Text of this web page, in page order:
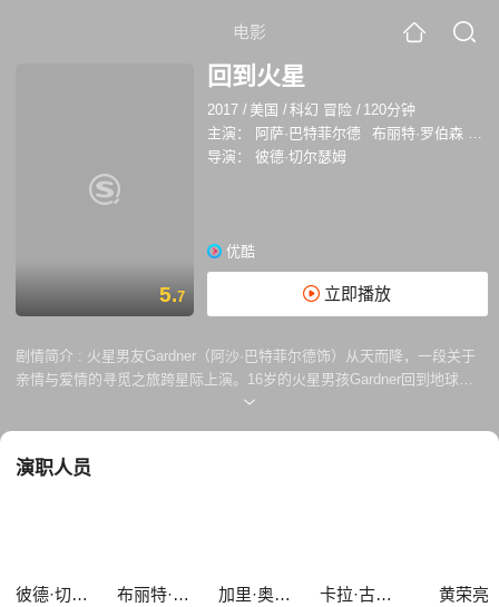
电影
5.7
回到火星
2017 / 美国 /科幻 冒险 / 120分钟
主演：
阿萨·巴特菲尔德 布丽特·罗伯森
加
导演：
彼德·切尔瑟姆
优酷
立即播放
剧情简介 : 火星男友Gardner（阿沙·巴特菲尔德饰）从天而降，一段关于
亲情与爱情的寻觅之旅跨星际上演。16岁的火星男孩Gardner回到地球，
带着对一切新奇美好的向往冲破科学家及医护人员的防护，与名叫
演职人员
彼德·切尔瑟姆 布丽特·罗伯森 加里·奥德曼 卡拉·古奇诺 黄荣亮